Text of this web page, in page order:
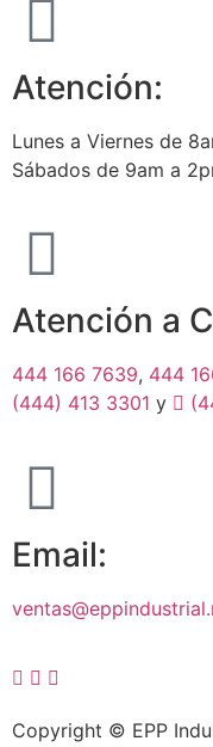
Atención:
Lunes a Viernes de
Sábados de 9am a
Atención a
444 166 7639, 444
(444) 413 3301 y
Email:
Copyright © EPP